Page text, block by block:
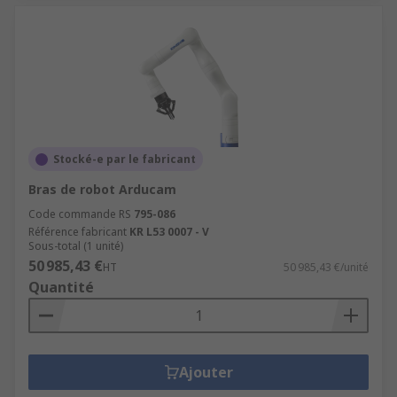
Des conseils personnalisés pour concevoir
une résolution sur-mesure selon votre
secteur, votre niveau d’automatisation et le
électronique ou toute autre industrie, nous vous
aidons à atteindre vos objectifs de performance.
Stocké-e par le fabricant
Bras de robot Arducam
Code commande RS 795-086
Référence fabricant KR L53 0007 - V
Sous-total (1 unité)
50 985,43 €HT 50 985,43 €/unité
Quantité
Ajouter